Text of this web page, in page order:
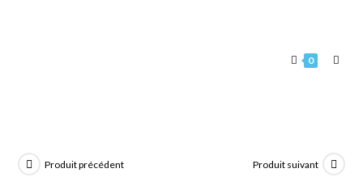
0
Produit précédent Produit suivant